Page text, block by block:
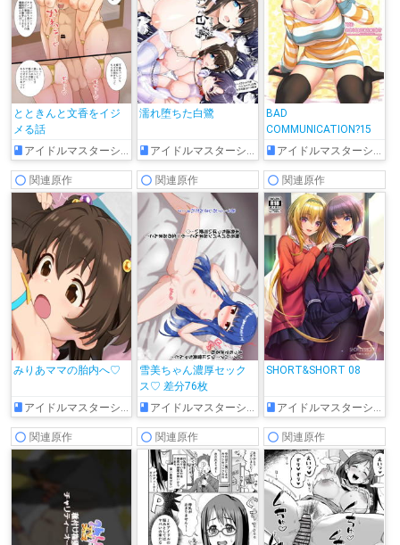
とときんと文香をイジ
メる話
アイドルマスターシンデレラガールズ
濡れ堕ちた白鷺
アイドルマスターシンデレラガールズ
BAD
COMMUNICATION?15
アイドルマスターシンデレラガールズ
関連原作
みりあママの胎内へ♡
アイドルマスターシンデレラガールズ
関連原作
雪美ちゃん濃厚セック
ス♡ 差分76枚
アイドルマスターシンデレラガールズ
関連原作
SHORT&SHORT 08
アイドルマスターシンデレラガールズ
関連原作 関連原作 関連原作